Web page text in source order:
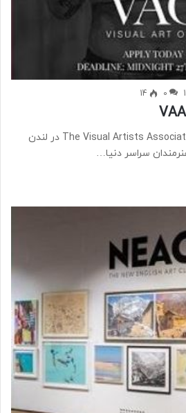
0
14
این رقابت توسط The Visual Artists Association (VAA) در لندن
سراسر دنیا…